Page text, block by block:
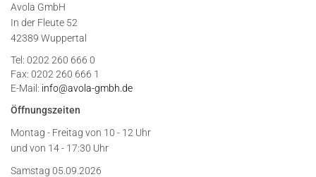
Avola GmbH
In der Fleute 52
42389 Wuppertal
Tel: 0202 260 666 0
Fax: 0202 260 666 1
E-Mail: info@avola-gmbh.de
Öffnungszeiten
Montag - Freitag von 10 - 12 Uhr
und von 14 - 17:30 Uhr
Samstag 05.09.2026